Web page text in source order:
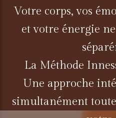
Votre corps, vos
et votre énergie
La Méthode
Une approche
simultanément